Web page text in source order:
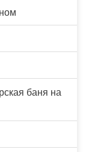
баня на